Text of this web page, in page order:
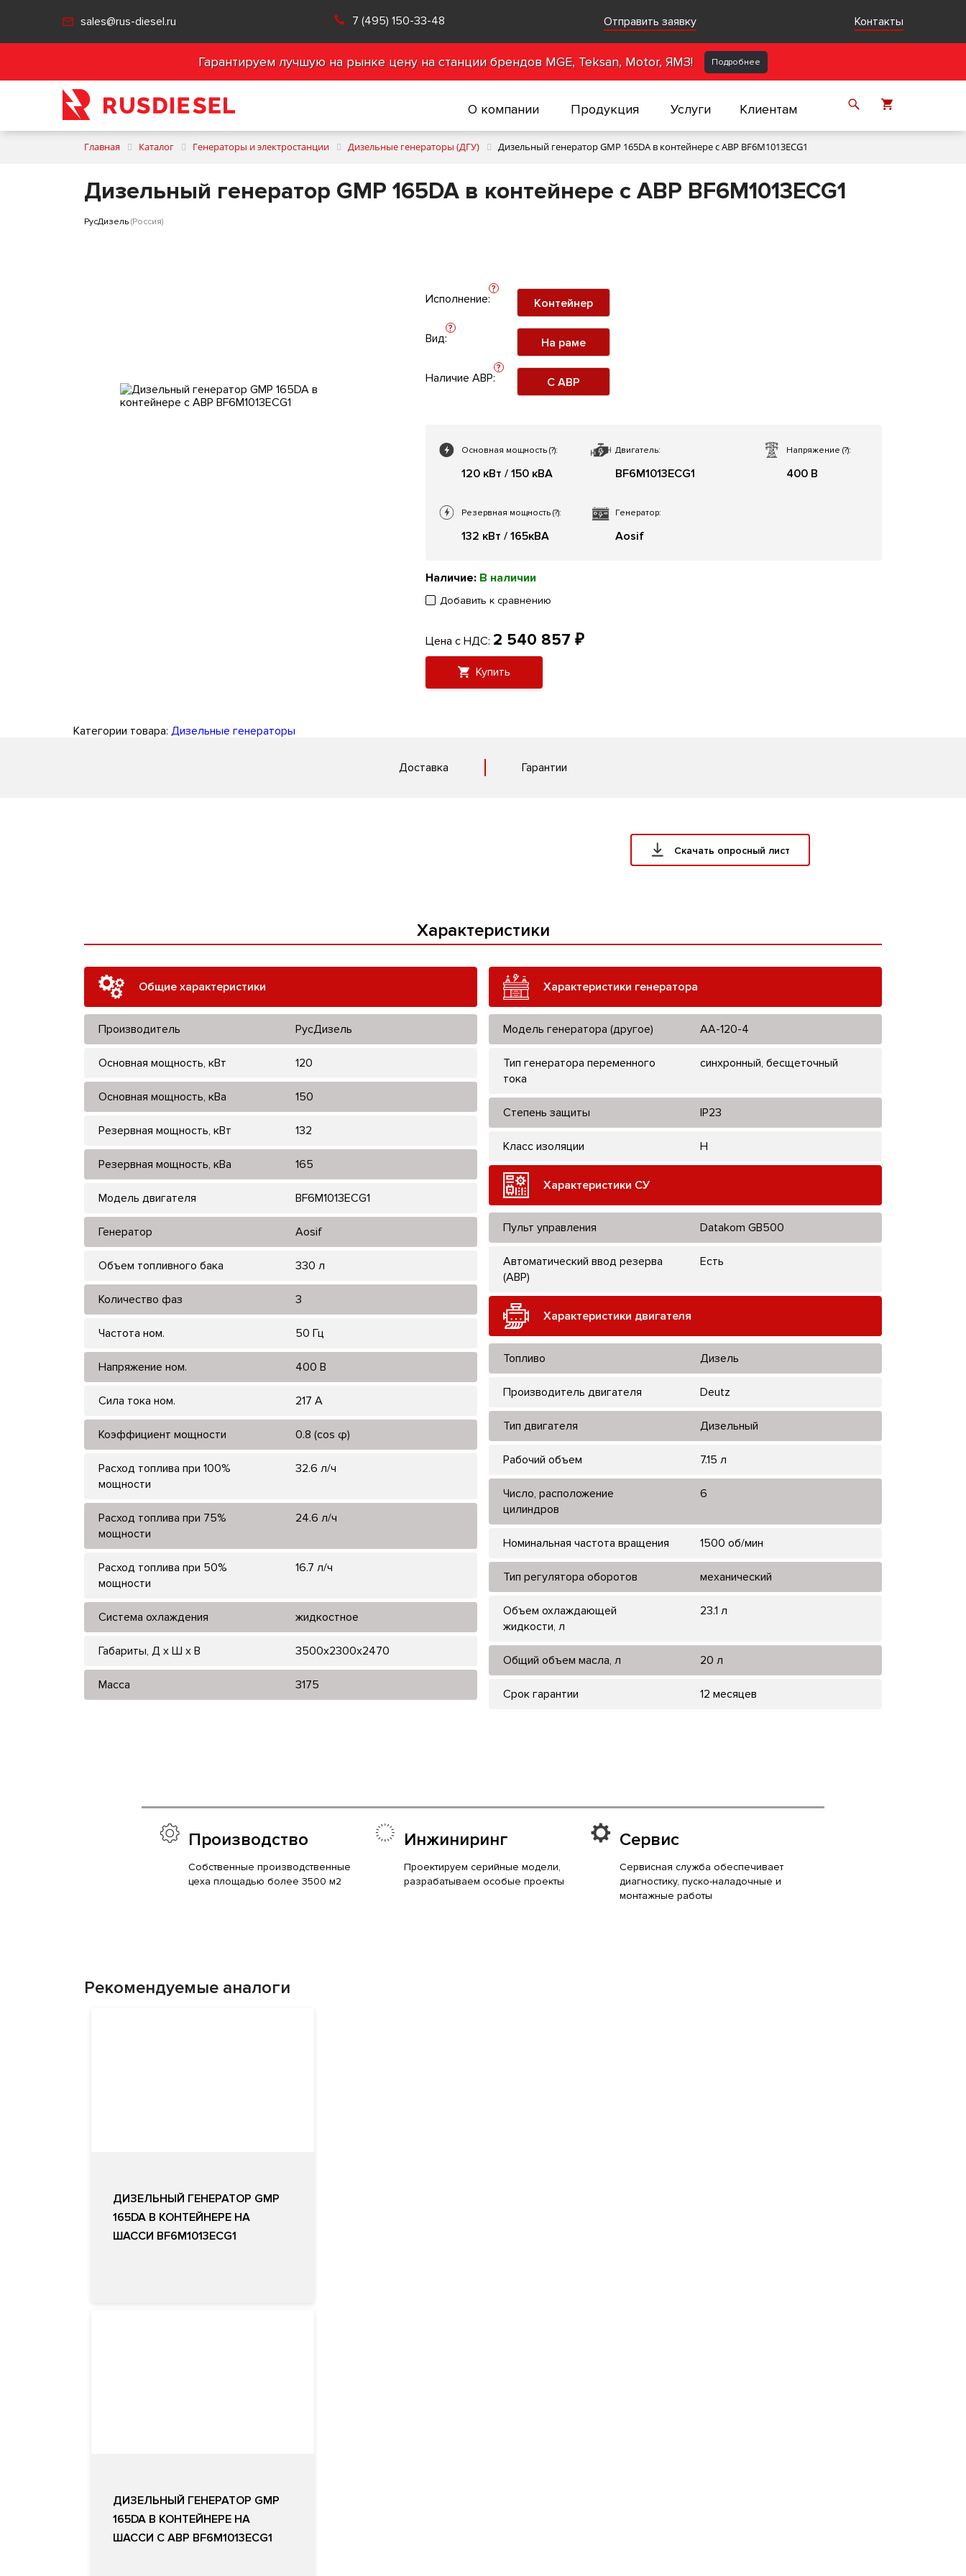
sales@rus-diesel.ru 7 (495) 150-33-48 Отправить заявку Контакты
Гарантируем лучшую на рынке цену на станции брендов MGE, Teksan, Motor, ЯМЗ! Подробнее
О компании Продукция Услуги Клиентам
Главная Каталог Генераторы и электростанции Дизельные генераторы (ДГУ) Дизельный генератор GMP 165DA в контейнере с АВР BF6M1013ECG1
Дизельный генератор GMP 165DA в контейнере с АВР BF6M1013ECG1
РусДизель (Россия)
Исполнение:
?
Контейнер
Вид:
?
На раме
Наличие АВР:
?
С АВР
Основная мощность (?):
120 кВт / 150 кВА
Двигатель:
BF6M1013ECG1
Напряжение(?):
400 В
Резервная мощность (?):
132 кВт / 165кВА
Генератор:
Aosif
Наличие: В наличии
Добавить к сравнению
Цена с НДС: 2 540 857 ₽
Купить
Категории товара: Дизельные генераторы
Доставка Гарантии
Скачать опросный лист
Характеристики
Общие характеристики
Производитель РусДизель
Основная мощность, кВт 120
Основная мощность, кВа 150
Резервная мощность, кВт 132
Резервная мощность, кВа 165
Модель двигателя BF6M1013ECG1
Генератор Aosif
Объем топливного бака 330 л
Количество фаз 3
Частота ном. 50 Гц
Напряжение ном. 400 В
Сила тока ном. 217 А
Коэффициент мощности 0.8 (cos φ)
Расход топлива при 100%
мощности
32.6 л/ч
Расход топлива при 75%
мощности
24.6 л/ч
Расход топлива при 50%
мощности
16.7 л/ч
Система охлаждения жидкостное
Габариты, Д x Ш x В 3500x2300x2470
Масса 3175
Характеристики генератора
Модель генератора (другое) AA-120-4
Тип генератора переменного
тока
синхронный, бесщеточный
Степень защиты IP23
Класс изоляции H
Характеристики СУ
Пульт управления Datakom GB500
Автоматический ввод резерва
(АВР)
Есть
Характеристики двигателя
Топливо Дизель
Производитель двигателя Deutz
Тип двигателя Дизельный
Рабочий объем 7.15 л
Число, расположение
цилиндров
6
Номинальная частота вращения 1500 об/мин
Тип регулятора оборотов механический
Объем охлаждающей
жидкости, л
23.1 л
Общий объем масла, л 20 л
Срок гарантии 12 месяцев
Производство
Собственные производственные
цеха площадью более 3500 м2
Инжиниринг
Проектируем серийные модели,
разрабатываем особые проекты
Сервис
Сервисная служба обеспечивает
диагностику, пуско-наладочные и
монтажные работы
Рекомендуемые аналоги
ДИЗЕЛЬНЫЙ ГЕНЕРАТОР GMP
165DA В КОНТЕЙНЕРЕ НА
ШАССИ BF6M1013ECG1
ДИЗЕЛЬНЫЙ ГЕНЕРАТОР GMP
165DA В КОНТЕЙНЕРЕ НА
ШАССИ С АВР BF6M1013ECG1